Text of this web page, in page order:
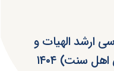
ارشد الهیات و
سنت) ۱۴۰۴